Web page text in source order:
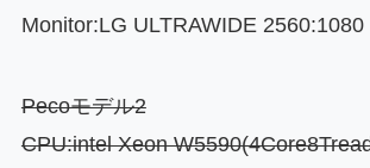
Monitor:LG ULTRAWIDE 2560:1080
Pecoモデル2
CPU:intel Xeon